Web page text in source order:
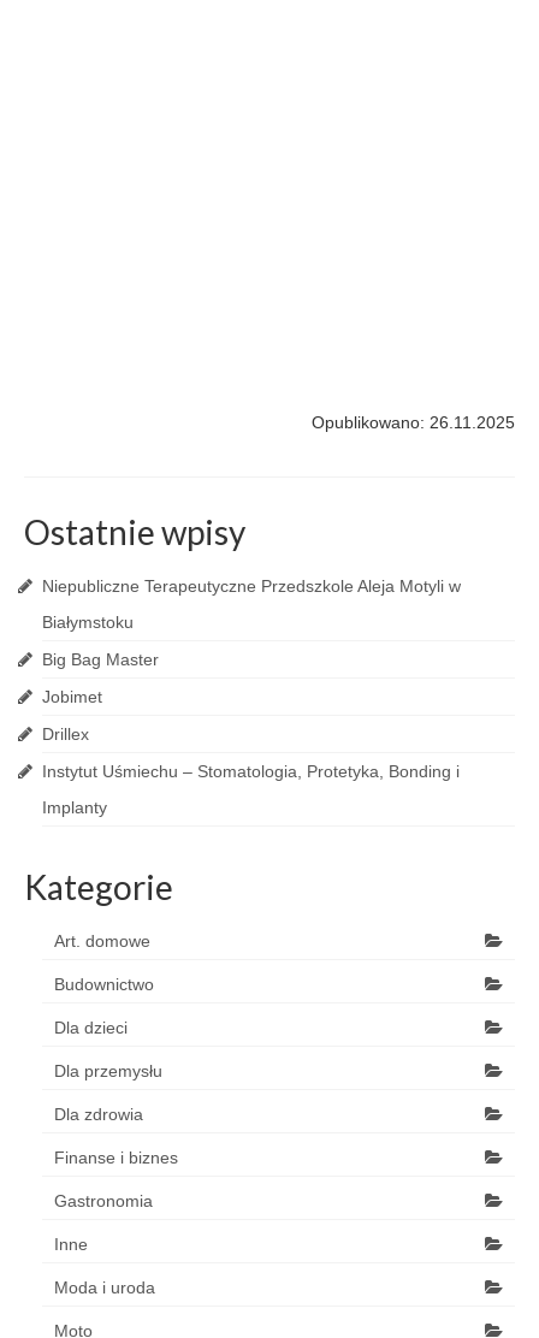
Opublikowano: 26.11.2025
Ostatnie wpisy
Niepubliczne Terapeutyczne Przedszkole Aleja Motyli w
Białymstoku
Big Bag Master
Jobimet
Drillex
Instytut Uśmiechu – Stomatologia, Protetyka, Bonding i
Implanty
Kategorie
Art. domowe
Budownictwo
Dla dzieci
Dla przemysłu
Dla zdrowia
Finanse i biznes
Gastronomia
Inne
Moda i uroda
Moto